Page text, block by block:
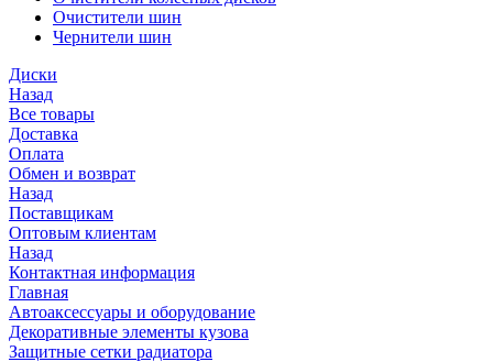
Очистители шин
Чернители шин
Диски
Назад
Все товары
Доставка
Оплата
Обмен и возврат
Назад
Поставщикам
Оптовым клиентам
Назад
Контактная информация
Главная
Автоаксессуары и оборудование
Декоративные элементы кузова
Защитные сетки радиатора